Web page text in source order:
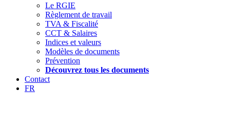
Le RGIE
Règlement de travail
TVA & Fiscalité
CCT & Salaires
Indices et valeurs
Modèles de documents
Prévention
Découvrez tous les documents
Contact
FR